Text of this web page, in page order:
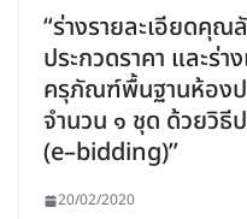
“ร่างรายละเอียดคุณ
ประกวดราคา และร่า
ครุภัณฑ์พื้นฐานห้องป
จำนวน ๑ ชุด ด้วยวิธี
(e–bidding)”
20/02/2020